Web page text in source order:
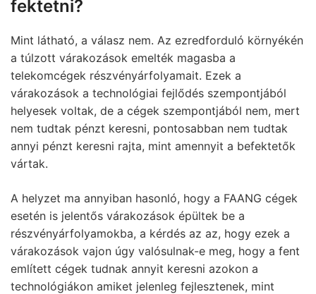
fektetni?
Mint látható, a válasz nem. Az ezredforduló környékén
a túlzott várakozások emelték magasba a
telekomcégek részvényárfolyamait. Ezek a
várakozások a technológiai fejlődés szempontjából
helyesek voltak, de a cégek szempontjából nem, mert
nem tudtak pénzt keresni, pontosabban nem tudtak
annyi pénzt keresni rajta, mint amennyit a befektetők
vártak.
A helyzet ma annyiban hasonló, hogy a FAANG cégek
esetén is jelentős várakozások épültek be a
részvényárfolyamokba, a kérdés az az, hogy ezek a
várakozások vajon úgy valósulnak-e meg, hogy a fent
említett cégek tudnak annyit keresni azokon a
technológiákon amiket jelenleg fejlesztenek, mint